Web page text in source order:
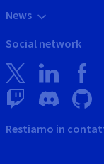
News
Social network
Restiamo in